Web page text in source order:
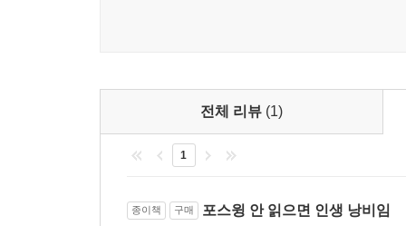
전체 리뷰 (1)
1
종이책 구매 포스윙 안 읽으면 인생 낭비임